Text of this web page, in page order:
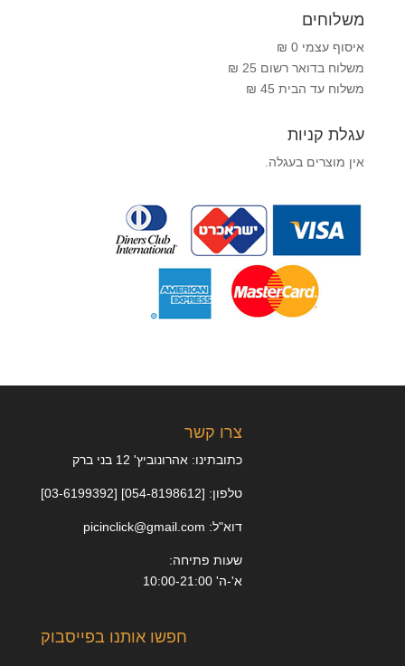
משלוחים
איסוף עצמי 0 ₪
משלוח בדואר רשום 25 ₪
משלוח עד הבית 45 ₪
עגלת קניות
אין מוצרים בעגלה.
צרו קשר
כתובתינו: אהרונוביץ' 12 בני ברק
טלפון: [054-8198612] [03-6199392]
דוא"ל: picinclick@gmail.com
שעות פתיחה:
א'-ה' 10:00-21:00
חפשו אותנו בפייסבוק